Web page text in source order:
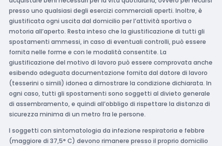
presso uno qualsiasi degli esercizi commerciali aperti. Inoltre, è
giustificata ogni uscita dal domicilio per l’attività sportiva o
motoria all’aperto. Resta inteso che la giustificazione di tutti gli
spostamenti ammessi, in caso di eventuali controlli, può essere
fornita nelle forme e con le modalità consentite. La
giustificazione del motivo di lavoro può essere comprovata anche
esibendo adeguata documentazione fornita dal datore di lavoro
(tesserini o simili) idonea a dimostrare la condizione dichiarata. In
ogni caso, tutti gli spostamenti sono soggetti al divieto generale
di assembramento, e quindi all’obbligo di rispettare la distanza di
sicurezza minima di un metro fra le persone.
I soggetti con sintomatologia da infezione respiratoria e febbre
(maggiore di 37,5° C) devono rimanere presso il proprio domicilio